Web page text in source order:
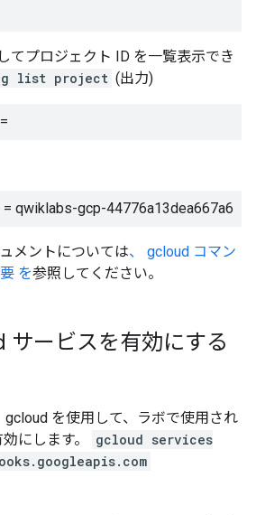
てプロジェクト ID を一覧表示でき
list project (出力)
= qwiklabs-gcp-44776a13dea667a6
メントについては、 gcloud コマン
を参照してください。
ービスを有効にする
gcloud を使用して、ラボで使用され
にします。
gcloud services